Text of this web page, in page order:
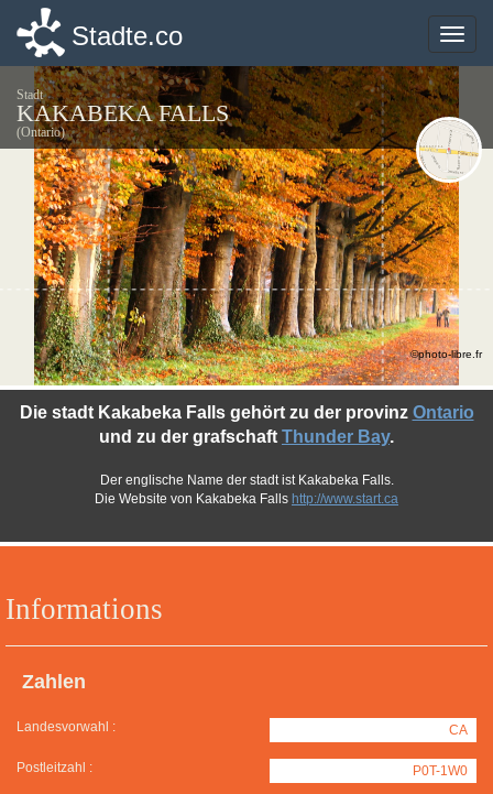
Toggle
Stadte.co
Stadt
KAKABEKA FALLS
(Ontario)
Informations
Zahlen
Landesvorwahl : CA
Postleitzahl : P0T-1W0
Die stadt Kakabeka Falls gehört zu der provinz Ontario
und zu der grafschaft Thunder Bay.
Der englische Name der stadt ist Kakabeka Falls.
Die Website von Kakabeka Falls http://www.start.ca
©photo-libre.fr
Toggle
Stadte.co